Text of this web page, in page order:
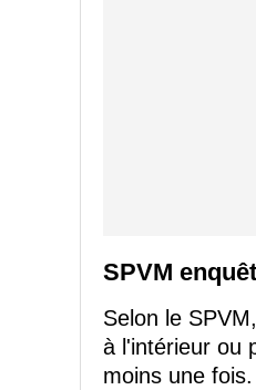
SPVM
Selon le
à l'intérieur ou
moins une fois.